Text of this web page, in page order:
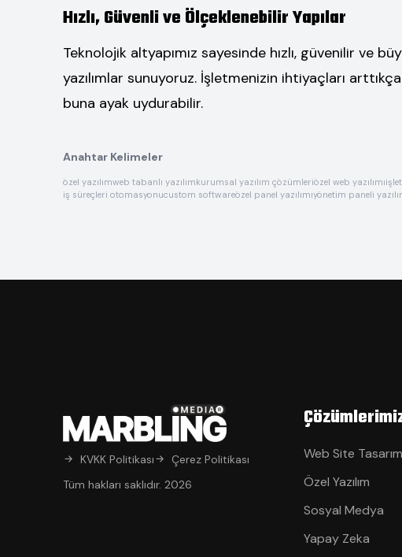
Hızlı, Güvenli ve Ölçeklenebilir Yapılar
Teknolojik altyapımız sayesinde hızlı, güvenilir ve
yazılımlar sunuyoruz. İşletmenizin ihtiyaçları
buna ayak uydurabilir.
Anahtar Kelimeler
özel yazılımweb tabanlı yazılımkurumsal yazılım çözümleriözel web yazılımı
iş süreçleri otomasyonucustom softwareözel panel yazılımıyönetim paneli
KVKK Politikası
Çerez Politikası
Tüm hakları saklıdır. 2026
Web Site
Özel Yazılım
Sosyal Medya
Yapay Zeka